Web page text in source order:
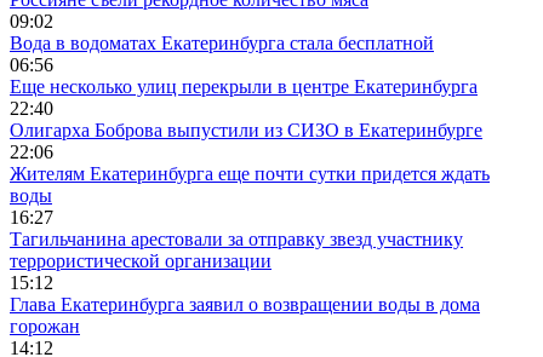
09:02
Вода в водоматах Екатеринбурга стала бесплатной
06:56
Еще несколько улиц перекрыли в центре Екатеринбурга
22:40
Олигарха Боброва выпустили из СИЗО в Екатеринбурге
22:06
Жителям Екатеринбурга еще почти сутки придется ждать
воды
16:27
Тагильчанина арестовали за отправку звезд участнику
террористической организации
15:12
Глава Екатеринбурга заявил о возвращении воды в дома
горожан
14:12